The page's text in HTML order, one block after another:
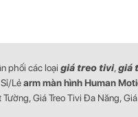
phối các loại giá treo tivi,giá
Lẻarm màn hìnhHuman
Giá Treo Tivi Đa Năng,